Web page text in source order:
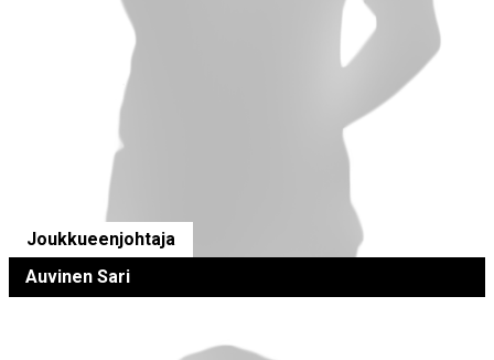
Joukkueenjohtaja
Auvinen Sari